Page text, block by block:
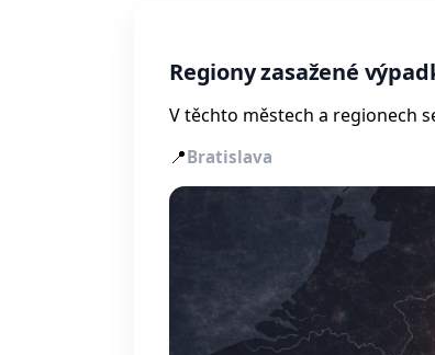
Regiony zasažené
V těchto městech a regionech
📍Bratislava